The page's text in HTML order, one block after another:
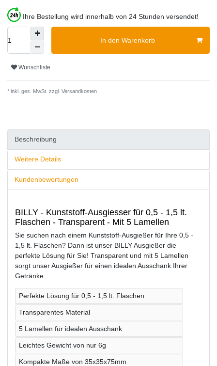
Ihre Bestellung wird innerhalb von 24 Stunden versendet!
In den Warenkorb
Wunschliste
* inkl. ges. MwSt. zzgl. Versandkosten
Beschreibung
Weitere Details
Kundenbewertungen
BILLY - Kunststoff-Ausgiesser für 0,5 - 1,5 lt.
Flaschen - Transparent - Mit 5 Lamellen
Sie suchen nach einem Kunststoff-Ausgießer für Ihre 0,5 -
1,5 lt. Flaschen? Dann ist unser BILLY Ausgießer die
perfekte Lösung für Sie! Transparent und mit 5 Lamellen
sorgt unser Ausgießer für einen idealen Ausschank Ihrer
Getränke.
Perfekte Lösung für 0,5 - 1,5 lt. Flaschen
Transparentes Material
5 Lamellen für idealen Ausschank
Leichtes Gewicht von nur 6g
Kompakte Maße von 35x35x75mm